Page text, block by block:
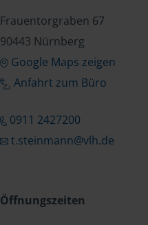
Frauentorgraben 67
90443 Nürnberg
Google Maps zeigen
Anfahrt zum Büro
0911 2427200
t.steinmann@vlh.de
Öffnungszeiten